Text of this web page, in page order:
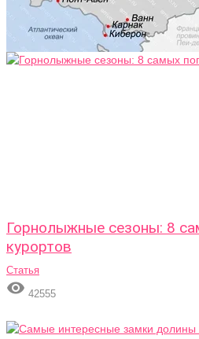
Горнолыжные сезоны: 8
курортов
Статья
 42555